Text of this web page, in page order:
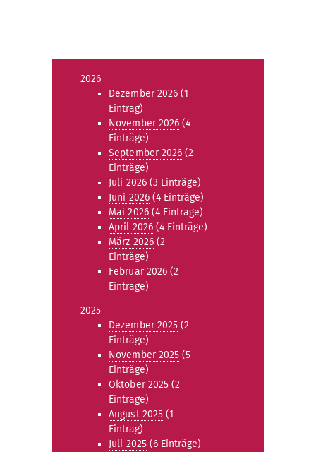
2026
Dezember 2026 (1
Eintrag)
November 2026 (4
Einträge)
September 2026 (2
Einträge)
Juli 2026(3 Einträge)
Juni 2026(4 Einträge)
Mai 2026(4 Einträge)
April 2026 (4 Einträge)
März 2026(2
Einträge)
Februar 2026 (2
Einträge)
2025
Dezember 2025 (2
Einträge)
November 2025 (5
Einträge)
Oktober 2025 (2
Einträge)
August 2025 (1
Eintrag)
Juli 2025(6 Einträge)